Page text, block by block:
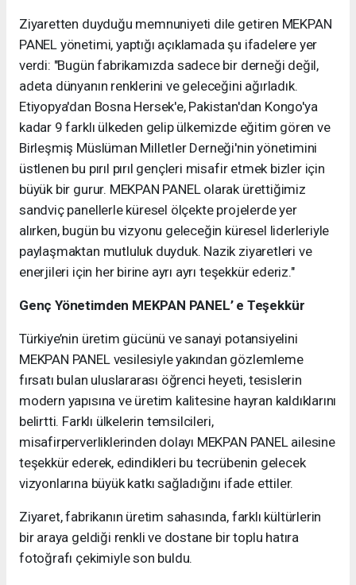
​Ziyaretten duyduğu memnuniyeti dile getiren MEKPAN
PANEL yönetimi, yaptığı açıklamada şu ifadelere yer
verdi: "Bugün fabrikamızda sadece bir derneği değil,
adeta dünyanın renklerini ve geleceğini ağırladık.
Etiyopya'dan Bosna Hersek'e, Pakistan'dan Kongo'ya
kadar 9 farklı ülkeden gelip ülkemizde eğitim gören ve
Birleşmiş Müslüman Milletler Derneği'nin yönetimini
üstlenen bu pırıl pırıl gençleri misafir etmek bizler için
büyük bir gurur. MEKPAN PANEL olarak ürettiğimiz
sandviç panellerle küresel ölçekte projelerde yer
alırken, bugün bu vizyonu geleceğin küresel liderleriyle
paylaşmaktan mutluluk duyduk. Nazik ziyaretleri ve
enerjileri için her birine ayrı ayrı teşekkür ederiz."
Genç Yönetimden MEKPAN PANEL’ e Teşekkür
​Türkiye’nin üretim gücünü ve sanayi potansiyelini
MEKPAN PANEL vesilesiyle yakından gözlemleme
fırsatı bulan uluslararası öğrenci heyeti, tesislerin
modern yapısına ve üretim kalitesine hayran kaldıklarını
belirtti. Farklı ülkelerin temsilcileri,
misafirperverliklerinden dolayı MEKPAN PANEL ailesine
teşekkür ederek, edindikleri bu tecrübenin gelecek
vizyonlarına büyük katkı sağladığını ifade ettiler.
​Ziyaret, fabrikanın üretim sahasında, farklı kültürlerin
bir araya geldiği renkli ve dostane bir toplu hatıra
fotoğrafı çekimiyle son buldu.